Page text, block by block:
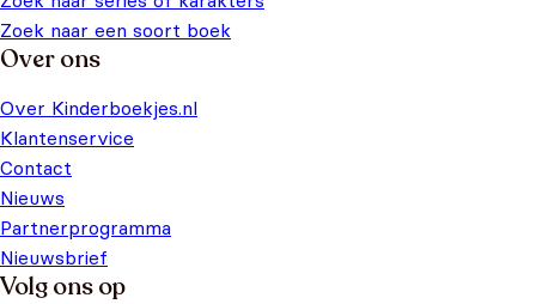
Zoek naar een soort boek
Over ons
Over Kinderboekjes.nl
Klantenservice
Contact
Nieuws
Partnerprogramma
Nieuwsbrief
Volg ons op